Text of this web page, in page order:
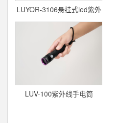
LUYOR-3106悬挂式led紫外
线表
LUV-100紫外线手电筒